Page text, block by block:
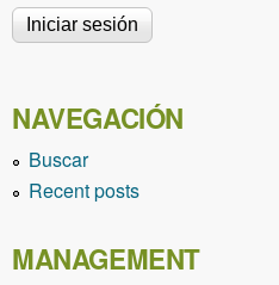
NAVEGACIÓN
Buscar
Recent posts
MANAGEMENT